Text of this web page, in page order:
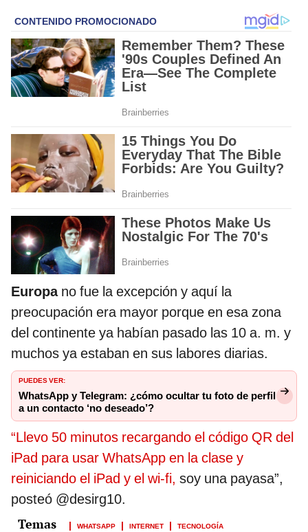
Europano fue la excepción y aquí la
preocupación era mayor porque en esa zona
del continente ya habían pasado las 10 a. m. y
muchos ya estaban en sus labores diarias.
PUEDES VER:
WhatsApp y Telegram: ¿cómo ocultar tu foto de perfil
a un contacto ‘no deseado’?
“Llevo 50 minutos recargando el código QR del
iPad para usar WhatsApp en la clase y
reiniciando el iPad y el wi-fi, soy una payasa”,
posteó @desirg10.
WHATSAPP INTERNET TECNOLOGÍA